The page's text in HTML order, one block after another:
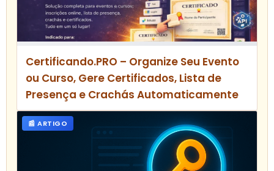
Certificando.PRO – Organize Seu Evento
ou Curso, Gere Certificados, Lista de
Presença e Crachás Automaticamente
📰 ARTIGO